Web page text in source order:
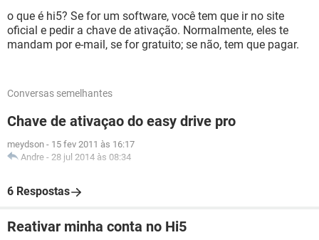
o que é hi5? Se for um software, você tem que ir no site
oficial e pedir a chave de ativação. Normalmente, eles te
mandam por e-mail, se for gratuito; se não, tem que pagar.
Conversas semelhantes
Chave de ativaçao do easy drive pro
meydson - 15 fev 2011 às 16:17
Andre - 28 jul 2014 às 08:34
6 Respostas
Reativar minha conta no Hi5